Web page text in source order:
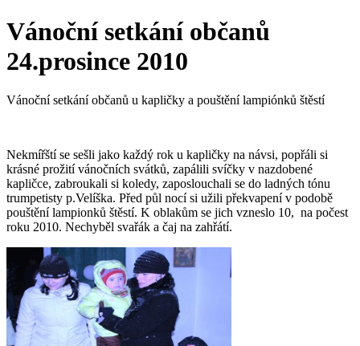
Vánoční setkání občanů
24.prosince 2010
Vánoční setkání občanů u kapličky a pouštění lampiónků štěstí
Nekmířští se sešli jako každý rok u kapličky na návsi, popřáli si
krásné prožití vánočních svátků, zapálili svíčky v nazdobené
kapličce, zabroukali si koledy, zaposlouchali se do ladných tónu
trumpetisty p.Velíška. Před půl nocí si užili překvapení v podobě
pouštění lampionků štěstí. K oblakům se jich vzneslo 10, na počest
roku 2010. Nechyběl svařák a čaj na zahřátí.